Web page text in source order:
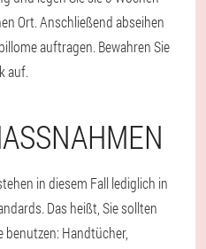
Ort. Anschließend abseihen
auftragen. Bewahren Sie
auf.
in diesem Fall lediglich in
Das heißt, Sie sollten
benutzen: Handtücher,